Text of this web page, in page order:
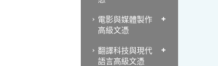
電影與媒體製作
高級文憑
翻譯科技與現代
語言高級文憑